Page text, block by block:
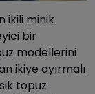
ikili minik
bir
modellerini
ikiye ayırmalı
topuz